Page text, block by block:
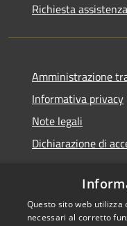
Richiesta assistenza
Amministrazione
Informativa privacy
Note legali
Dichiarazione di
RSS
Questo sito web
necessari al corretto